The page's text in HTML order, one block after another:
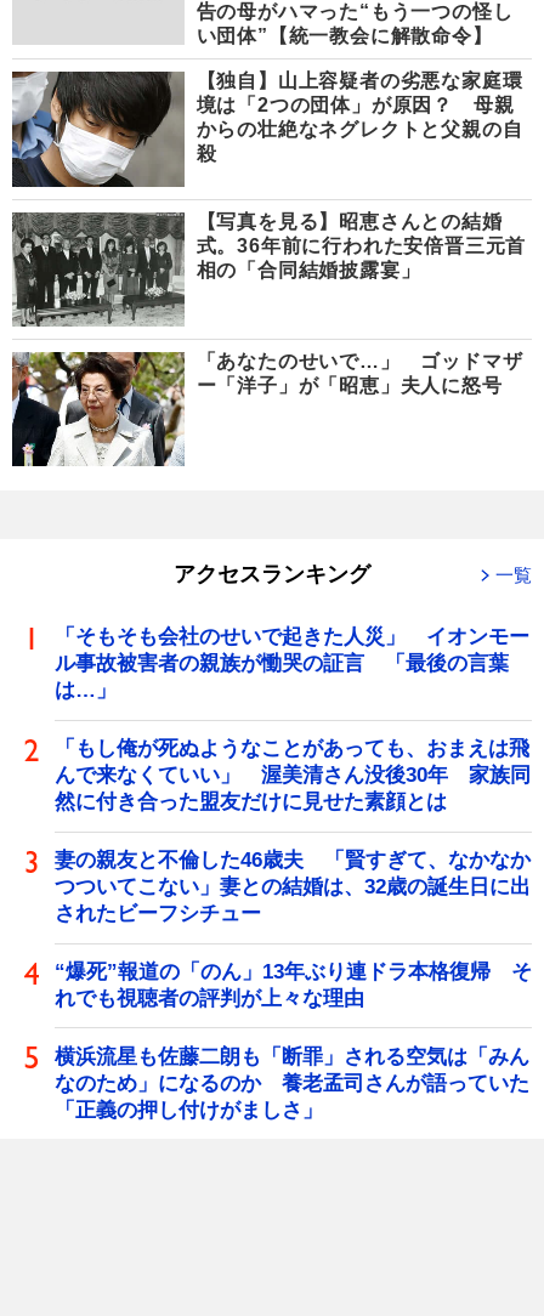
告の母がハマった“もう一つの怪し
い団体”【統一教会に解散命令】
【独自】山上容疑者の劣悪な家庭環
境は「2つの団体」が原因？ 母親
からの壮絶なネグレクトと父親の自
殺
【写真を見る】昭恵さんとの結婚
式。36年前に行われた安倍晋三元首
相の「合同結婚披露宴」
「あなたのせいで…」 ゴッドマザ
ー「洋子」が「昭恵」夫人に怒号
アクセスランキング 一覧
「そもそも会社のせいで起きた人災」 イオンモー
ル事故被害者の親族が慟哭の証言 「最後の言葉
は…」
「もし俺が死ぬようなことがあっても、おまえは飛
んで来なくていい」 渥美清さん没後30年 家族同
然に付き合った盟友だけに見せた素顔とは
妻の親友と不倫した46歳夫 「賢すぎて、なかなか
つついてこない」妻との結婚は、32歳の誕生日に出
されたビーフシチュー
“爆死”報道の「のん」13年ぶり連ドラ本格復帰 そ
れでも視聴者の評判が上々な理由
横浜流星も佐藤二朗も「断罪」される空気は「みん
なのため」になるのか 養老孟司さんが語っていた
「正義の押し付けがましさ」